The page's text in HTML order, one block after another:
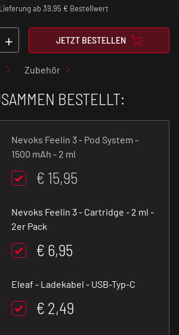
ab 39,95 € Bestellwert
+ JETZT BESTELLEN
Zubehör
BESTELLT:
Nevoks Feelin 3 - Pod System -
1500 mAh - 2 ml
€ 15,95
Nevoks Feelin 3 - Cartridge - 2 ml -
2er Pack
€ 6,95
Eleaf - Ladekabel - USB-Typ-C
€ 2,49